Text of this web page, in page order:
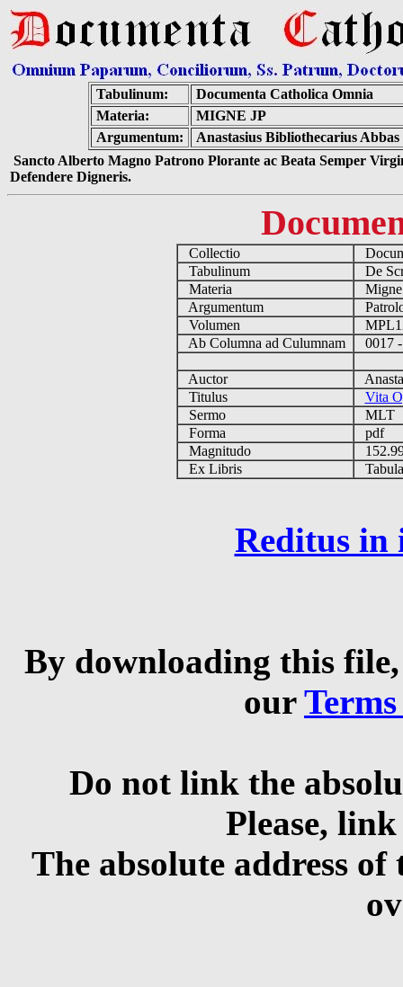
Tabulinum:
Documenta Catholica Omnia
Materia:
MIGNE JP
Argumentum:
Anastasius Bibliothecarius
Sancto Alberto Magno Patrono Plorante ac Beata Semper
Defendere Digneris.
Collectio
Tabulinum
De
Materia
Argumentum
Volumen
Ab Columna ad Culumnam
0017
Auctor
Titulus
Vita
Sermo
MLT
Forma
pdf
Magnitudo
Ex Libris
Reditus in
By downloading this
our
Do not link the
Please,
The absolute address